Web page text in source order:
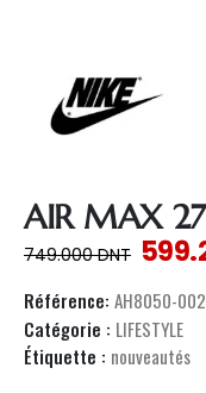
AIR MAX
749.000DNT
Référence: AH8050-002
Catégorie : LIFESTYLE
Étiquette : nouveautés